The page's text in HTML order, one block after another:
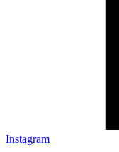
Instagram